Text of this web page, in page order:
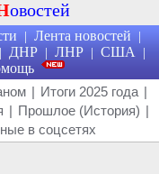
овостей
| Лента новостей |
| ДНР | ЛНР | США |
| Итоги 2025 года |
| Прошлое (История) |
в соцсетях